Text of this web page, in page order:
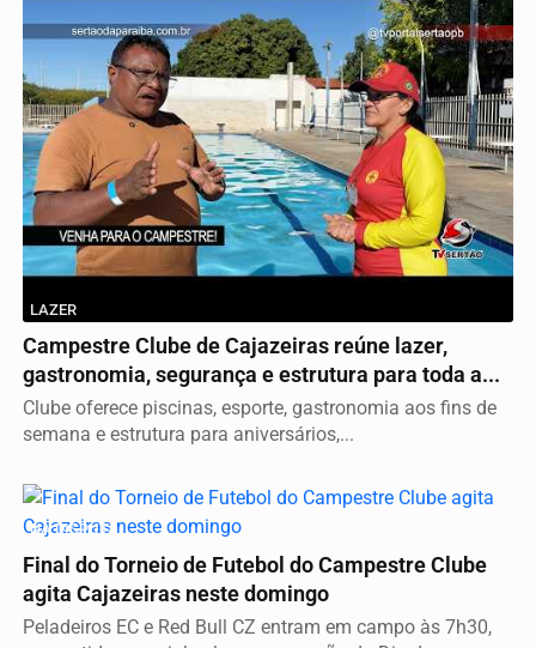
LAZER
Campestre Clube de Cajazeiras reúne lazer,
gastronomia, segurança e estrutura para toda a...
Clube oferece piscinas, esporte, gastronomia aos fins de
semana e estrutura para aniversários,...
NA DISPUTA
Final do Torneio de Futebol do Campestre Clube
agita Cajazeiras neste domingo
Peladeiros EC e Red Bull CZ entram em campo às 7h30,